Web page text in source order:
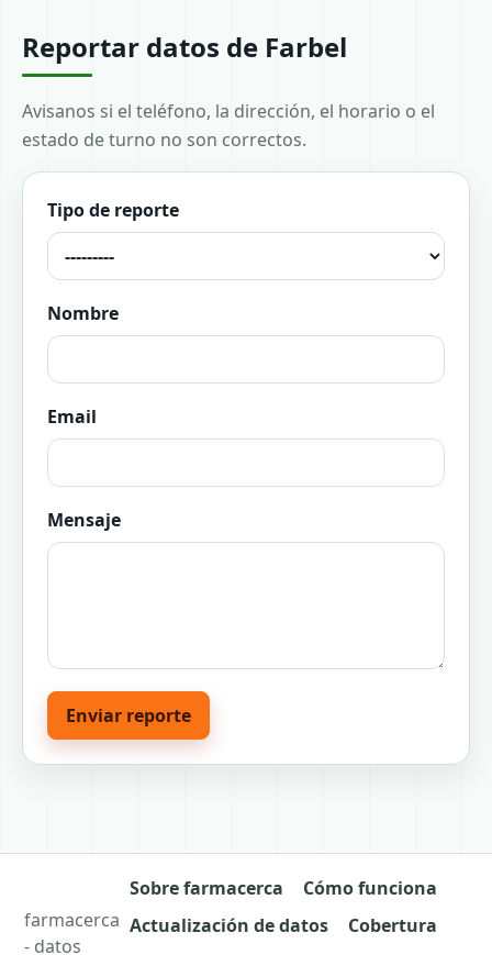
Reportar datos de Farbel
Avisanos si el teléfono, la dirección, el horario o el
estado de turno no son correctos.
Tipo de reporte
Nombre
Email
Mensaje
Enviar reporte
farmacerca
- datos
Sobre farmacerca
Cómo funciona
Actualización de datos
Cobertura